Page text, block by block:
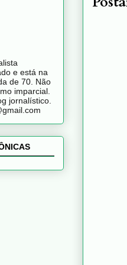
e está na
de 70. Não
imparcial.
jornalístico.